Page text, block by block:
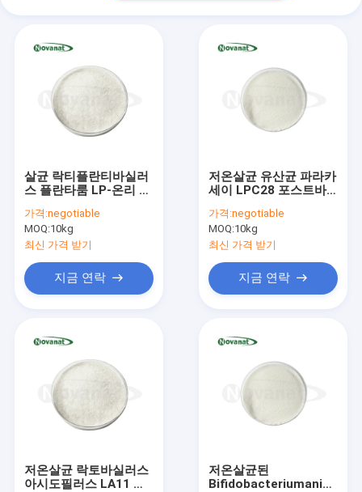
살균 락티플란티바실러
스 플란타룸 LP-온리 포
건/알레르기 프리/글루
텐 프리/유제품 프리
가격:negotiable
MOQ:10kg
최신 가격 받기
지금 연락
저온살균 유산균 파라카
세이 LPC28 포스트바
레르겐 프리/글루텐 프
리/유제품 프리
가격:negotiable
MOQ:10kg
최신 가격 받기
지금 연락
저온살균 락토바실러스
아시도필러스 LA11 전
저온살균된
Bifidobacteriumanimalis